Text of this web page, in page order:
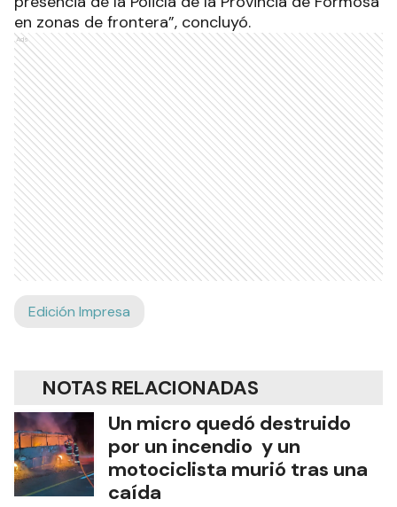
en zonas de frontera”, concluyó.
Ads
Edición Impresa
NOTAS RELACIONADAS
Un micro quedó destruido
por un incendio y un
motociclista murió tras una
caída